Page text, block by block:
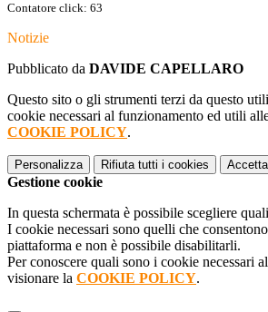
Contatore click: 63
Notizie
Pubblicato da DAVIDE CAPELLARO
Questo sito o gli strumenti terzi da questo
cookie necessari al funzionamento ed utili
COOKIE POLICY.
Personalizza Rifiuta tutti i cookies
Gestione cookie
In questa schermata è possibile scegliere
I cookie necessari sono quelli che
piattaforma e non è possibile disabilitarli.
Per conoscere quali sono i cookie necessari
visionare la COOKIE POLICY.